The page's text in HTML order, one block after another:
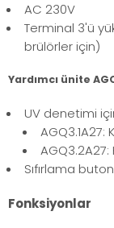
AC 230V
Terminal 3'ü
brülörler için)
Yardımcı ünite
UV denetimi
Sıfırlama
Fonksiyonlar